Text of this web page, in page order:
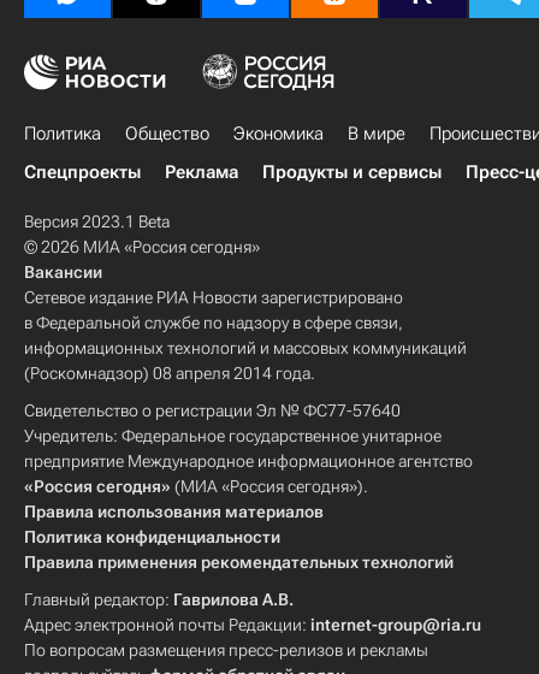
Политика Общество Экономика В мире
Спецпроекты
Реклама Продукты и сервисы Пресс-
Версия 2023.1 Beta
© 2026 МИА «Россия сегодня»
Вакансии
Сетевое издание РИА Новости зарегистрировано
в Федеральной службе по надзору в сфере связи,
информационных технологий и массовых коммуникаций
(Роскомнадзор) 08 апреля 2014 года.
Свидетельство о регистрации Эл № ФС77-57640
Учредитель: Федеральное государственное унитарное
предприятие Международное информационное агентство
«Россия сегодня» (МИА «Россия сегодня»).
Правила использования материалов
Политика конфиденциальности
Правила применения рекомендательных технологий
Главный редактор: Гаврилова А.В.
Адрес электронной почты Редакции: internet-group@ria.ru
По вопросам размещения пресс-релизов и рекламы